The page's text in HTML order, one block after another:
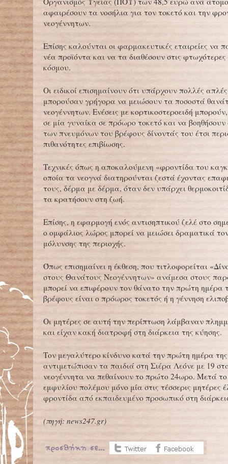
αφαιρέσουν τα νοσήλια για τον τοκετό και την
νεογέννητων.
Επίσης καλούνται οι φαρμακευτικές εταιρείες να
νέα προϊόντα και να τα διαθέσουν στις φτωχότερες
κόσμου.
Οι ειδικοί επισημαίνουν ότι υπάρχουν πολλές
μπορούσαν γρήγορα να μειώσουν τα ποσοστά
νεογέννητων. Ενέσεις με κορτικοστεροειδή
σε μία γυναίκα σε πρόωρο τοκετό και να
των πνευμόνων του βρέφους δίνοντάς του έτσι
πιθανότητες επιβίωσης.
Τεχνικές όπως η αποκαλούμενη «φροντίδα του
οποία τα νεογνά διατηρούνται ζεστά έχοντας
τους, δέρμα με δέρμα, όταν δεν υπάρχει
τα κρατήσουν στη ζωή.
Επίσης, η εφαρμογή ενός αντισηπτικού ζελέ στο
ο ομφάλιος λώρος μπορεί να μειώσει δραματικά
μόλυνσης της περιοχής.
Όπως επισημαίνει η έκθεση, που τιτλοφορείται
στους Θανάτους Νεογέννητων» ανάμεσα στους
μπορεί να επιφέρουν τον θάνατο την πρώτη ημέρα
βρέφους είναι ο πρόωρος τοκετός ή η γέννηση
Οι μητέρες σε αυτή την περίπτωση λάμβαναν
και είχαν κακή διατροφή στη διάρκεια της κύησης.
Τον μεγαλύτερο κίνδυνο κατά την πρώτη ημέρα
αντιμετώπισαν τα παιδιά στη Σιέρα Λεόνε με 19
νεογέννητα να πεθαίνουν το πρώτο 24ωρο. Μετά
εμφυλίου πολέμου μόνο μία στις τέσσερις μητέρες
φροντίδα από εκπαιδευμένο προσωπικό στη
(πηγή: news247.gr)